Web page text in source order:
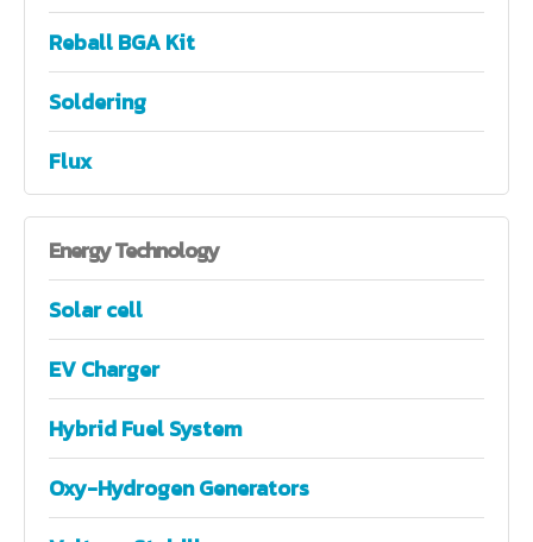
Reball BGA Kit
Soldering
Flux
EnergyTechnology
Solar cell
EV Charger
Hybrid Fuel System
Oxy-Hydrogen Generators